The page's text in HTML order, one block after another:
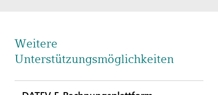
Weitere
Unterstützungsmöglichkeiten